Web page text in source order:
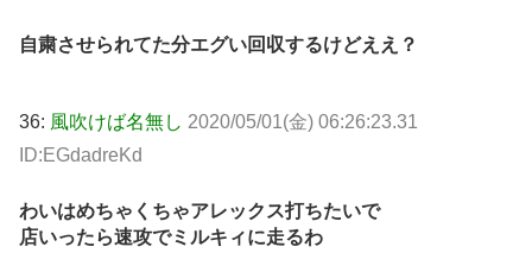
自粛させられてた分エグい回収するけどええ？
36: 風吹けば名無し 2020/05/01(金) 06:26:23.31
ID:EGdadreKd
わいはめちゃくちゃアレックス打ちたいで
店いったら速攻でミルキィに走るわ